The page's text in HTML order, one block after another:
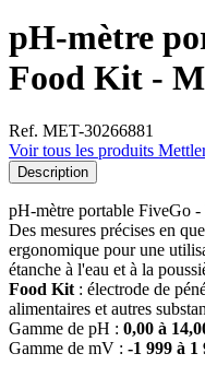
pH-mètre
Food Kit -
Ref. MET-30266881
Voir tous les produits
Description
pH-mètre portable FiveGo
Des mesures précises en
ergonomique pour une
étanche à l'eau et à la
Food Kit : électrode de
alimentaires et autres
Gamme de pH : 0,00 à
Gamme de mV : -1 999 à 1